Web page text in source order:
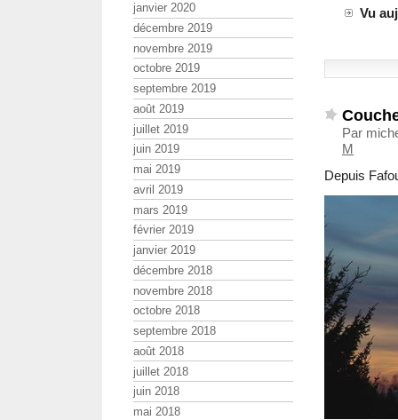
Vu
Par
M
Depuis
janvier 2020
décembre 2019
novembre 2019
octobre 2019
septembre 2019
août 2019
juillet 2019
juin 2019
mai 2019
avril 2019
mars 2019
février 2019
janvier 2019
décembre 2018
novembre 2018
octobre 2018
septembre 2018
août 2018
juillet 2018
juin 2018
mai 2018